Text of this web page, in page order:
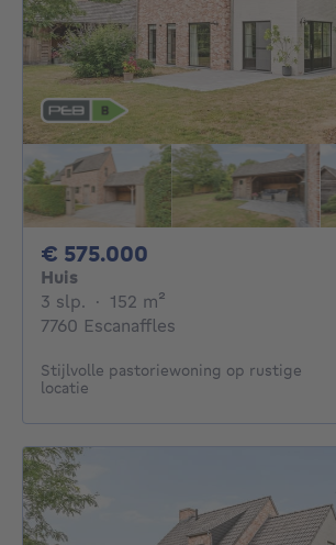
€ 575.000
Huis
3 slp. 3 slaapkamers
· 152 m²
7760 Escanaffles
Stijlvolle pastoriewoning op rustige
locatie